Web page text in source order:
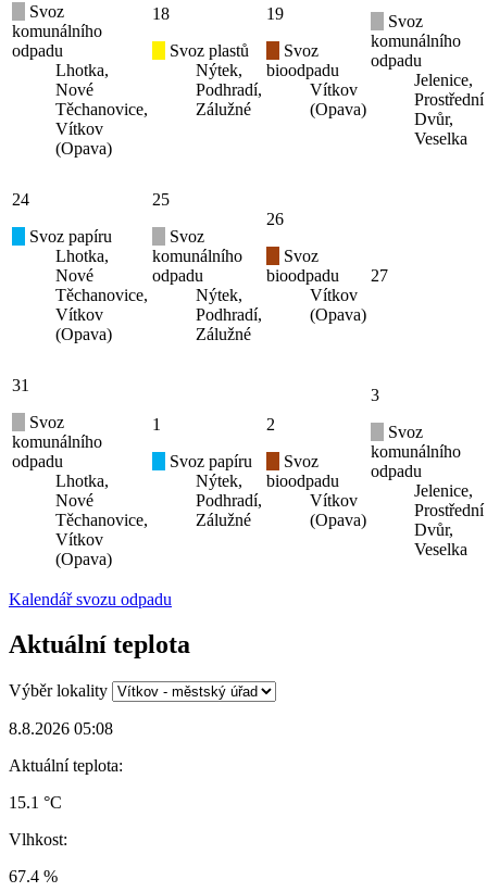
Svoz
komunálního
odpadu
Lhotka,
Nové
Těchanovice,
Vítkov
(Opava)
18
Svoz plastů
Nýtek,
Podhradí,
Zálužné
19
Svoz
bioodpadu
Vítkov
(Opava)
Svoz
komunálního
odpadu
Jelenice,
Prostřední
Dvůr,
Veselka
24
Svoz papíru
Lhotka,
Nové
Těchanovice,
Vítkov
(Opava)
25
Svoz
komunálního
odpadu
Nýtek,
Podhradí,
Zálužné
26
Svoz
bioodpadu
Vítkov
(Opava)
27
31
Svoz
komunálního
odpadu
Lhotka,
Nové
Těchanovice,
Vítkov
(Opava)
1
Svoz papíru
Nýtek,
Podhradí,
Zálužné
2
Svoz
bioodpadu
Vítkov
(Opava)
3
Svoz
komunálního
odpadu
Jelenice,
Prostřední
Dvůr,
Veselka
Kalendář svozu odpadu
Aktuální teplota
Výběr lokality
8.8.2026 05:08
Aktuální teplota:
15.1 °C
Vlhkost:
67.4 %